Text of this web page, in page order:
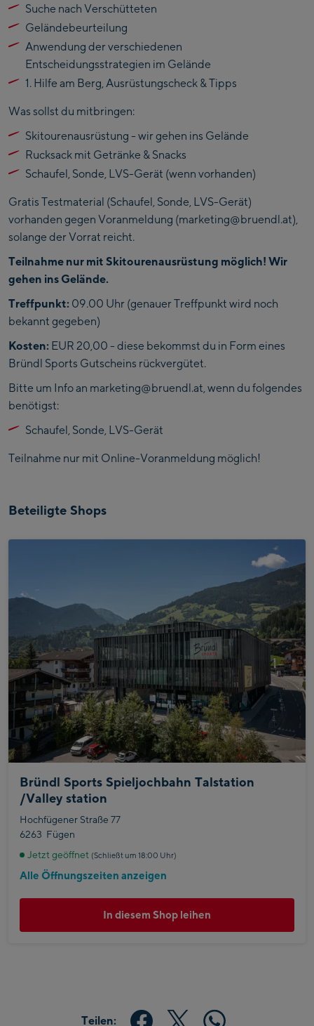
Suche nach Verschütteten
Geländebeurteilung
Anwendung der verschiedenen
Entscheidungsstrategien im Gelände
1. Hilfe am Berg, Ausrüstungscheck & Tipps
Was sollst du mitbringen:
Skitourenausrüstung - wir gehen ins Gelände
Rucksack mit Getränke & Snacks
Schaufel, Sonde, LVS-Gerät (wenn vorhanden)
Gratis Testmaterial (Schaufel, Sonde, LVS-Gerät)
vorhanden gegen Voranmeldung (marketing@bruendl.at),
solange der Vorrat reicht.
Teilnahme nur mit Skitourenausrüstung möglich! Wir
gehen ins Gelände.
Treffpunkt: 09.00 Uhr (genauer Treffpunkt wird noch
bekannt gegeben)
Kosten: EUR 20,00 - diese bekommst du in Form eines
Bründl Sports Gutscheins rückvergütet.
Bitte um Info an marketing@bruendl.at, wenn du folgendes
benötigst:
Schaufel, Sonde, LVS-Gerät
Teilnahme nur mit Online-Voranmeldung möglich!
Beteiligte Shops
Bründl Sports Spieljochbahn Talstation
/Valley station
Hochfügener Straße 77
6263 Fügen
Jetzt geöffnet (Schließt um 18:00 Uhr)
Alle Öffnungszeiten anzeigen
In diesem Shop leihen
Teilen: